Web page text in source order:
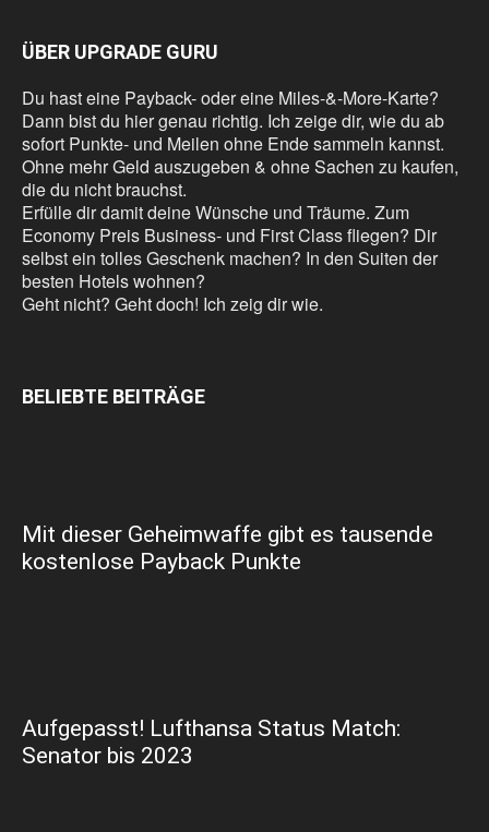
ÜBER UPGRADE GURU
Du hast eine Payback- oder eine Miles-&-More-Karte?
Dann bist du hier genau richtig. Ich zeige dir, wie du ab
sofort Punkte- und Meilen ohne Ende sammeln kannst.
Ohne mehr Geld auszugeben & ohne Sachen zu kaufen,
die du nicht brauchst.
Erfülle dir damit deine Wünsche und Träume. Zum
Economy Preis Business- und First Class fliegen? Dir
selbst ein tolles Geschenk machen? In den Suiten der
besten Hotels wohnen?
Geht nicht? Geht doch! Ich zeig dir wie.
BELIEBTE BEITRÄGE
Mit dieser Geheimwaffe gibt es tausende
kostenlose Payback Punkte
Aufgepasst! Lufthansa Status Match:
Senator bis 2023